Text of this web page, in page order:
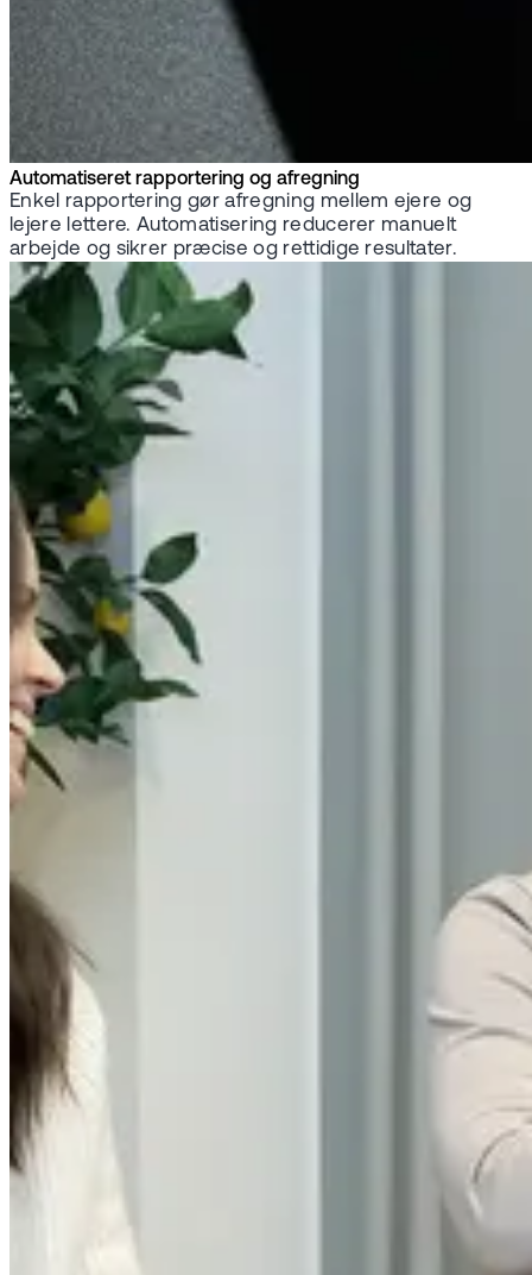
Automatiseret rapportering og afregning
Enkel rapportering gør afregning mellem ejere og
lejere lettere. Automatisering reducerer manuelt
arbejde og sikrer præcise og rettidige resultater.